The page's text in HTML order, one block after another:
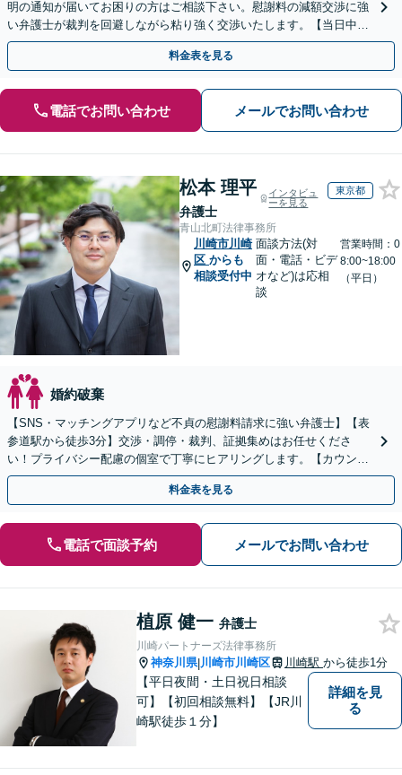
明の通知が届いてお困りの方はご相談下さい。慰謝料の減額交渉に強
い弁護士が裁判を回避しながら粘り強く交渉いたします。【当日中の
相談可(予約制)】【関東エリア全域対応】
料金表を見る
電話でお問い合わせ メールでお問い合わせ
松本 理平
弁護士
インタビュ
ーを見る
東京都
青山北町法律事務所
川崎市川崎
区 からも
相談受付中
面談方法(対
面・電話・ビデ
オなど)は応相
談
営業時間：0
8:00~18:00
（平日）
婚約破棄
【SNS・マッチングアプリなど不貞の慰謝料請求に強い弁護士】【表
参道駅から徒歩3分】交渉・調停・裁判、証拠集めはお任せくださ
い！プライバシー配慮の個室で丁寧にヒアリングします。【カウンセ
ラーとも連携】
料金表を見る
電話で面談予約 メールでお問い合わせ
植原 健一 弁護士
川崎パートナーズ法律事務所
神奈川県|川崎市川崎区 川崎駅 から徒歩1分
【平日夜間・土日祝日相談
可】【初回相談無料】【JR川
崎駅徒歩１分】
詳細を見
る